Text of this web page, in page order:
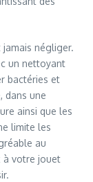
jamais négliger.
un nettoyant
bactéries et
dans une
ainsi que les
limite les
au
à votre jouet